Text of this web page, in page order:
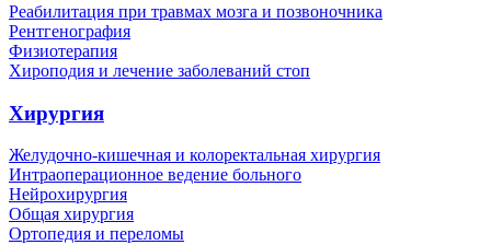
Реабилитация при травмах мозга и позвоночника
Рентгенография
Физиотерапия
Хироподия и лечение заболеваний стоп
Хирургия
Желудочно-кишечная и колоректальная хирургия
Интраоперационное ведение больного
Нейрохирургия
Общая хирургия
Ортопедия и переломы